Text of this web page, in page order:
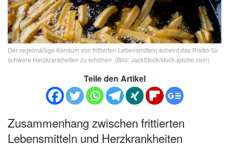
Der regelmäßige Konsum von frittierten Lebensmitteln scheint das Risiko für
schwere Herzkrankheiten zu erhöhen. (Bild: JackStock/stock.adobe.com)
Teile den Artikel
Zusammenhang zwischen frittierten
Lebensmitteln und Herzkrankheiten